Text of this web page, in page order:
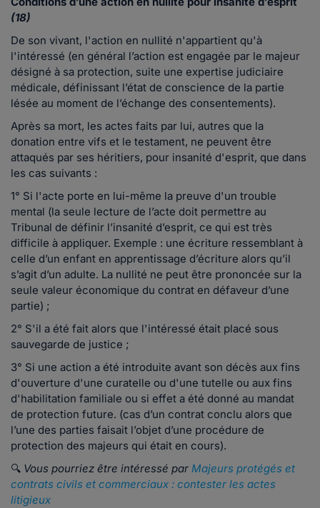
(18)
De son vivant, l'action en nullité n'appartient qu'à
l'intéressé (en général l’action est engagée par le majeur
désigné à sa protection, suite une expertise judiciaire
médicale, définissant l’état de conscience de la partie
lésée au moment de l’échange des consentements).
Après sa mort, les actes faits par lui, autres que la
donation entre vifs et le testament, ne peuvent être
attaqués par ses héritiers, pour insanité d'esprit, que dans
les cas suivants :
1° Si l'acte porte en lui-même la preuve d'un trouble
mental (la seule lecture de l’acte doit permettre au
Tribunal de définir l’insanité d’esprit, ce qui est très
difficile à appliquer. Exemple : une écriture ressemblant à
celle d’un enfant en apprentissage d’écriture alors qu’il
s’agit d’un adulte. La nullité ne peut être prononcée sur la
seule valeur économique du contrat en défaveur d’une
partie) ;
2° S'il a été fait alors que l'intéressé était placé sous
sauvegarde de justice ;
3° Si une action a été introduite avant son décès aux fins
d'ouverture d'une curatelle ou d'une tutelle ou aux fins
d'habilitation familiale ou si effet a été donné au mandat
de protection future. (cas d’un contrat conclu alors que
l’une des parties faisait l’objet d’une procédure de
protection des majeurs qui était en cours).
🔍 Vous pourriez être intéressé par Majeurs protégés et
contrats civils et commerciaux : contester les actes
litigieux